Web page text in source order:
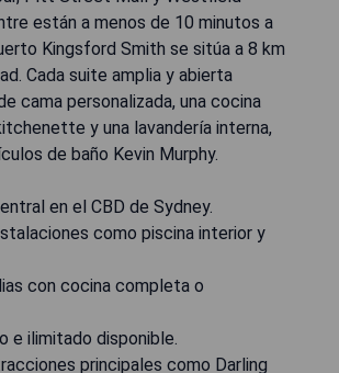
están a menos de 10 minutos a
Kingsford Smith se sitúa a 8 km
Cada suite amplia y abierta
cama personalizada, una cocina
y una lavandería interna,
de baño Kevin Murphy.
en el CBD de Sydney.
como piscina interior y
con cocina completa o
e ilimitado disponible.
principales como Darling